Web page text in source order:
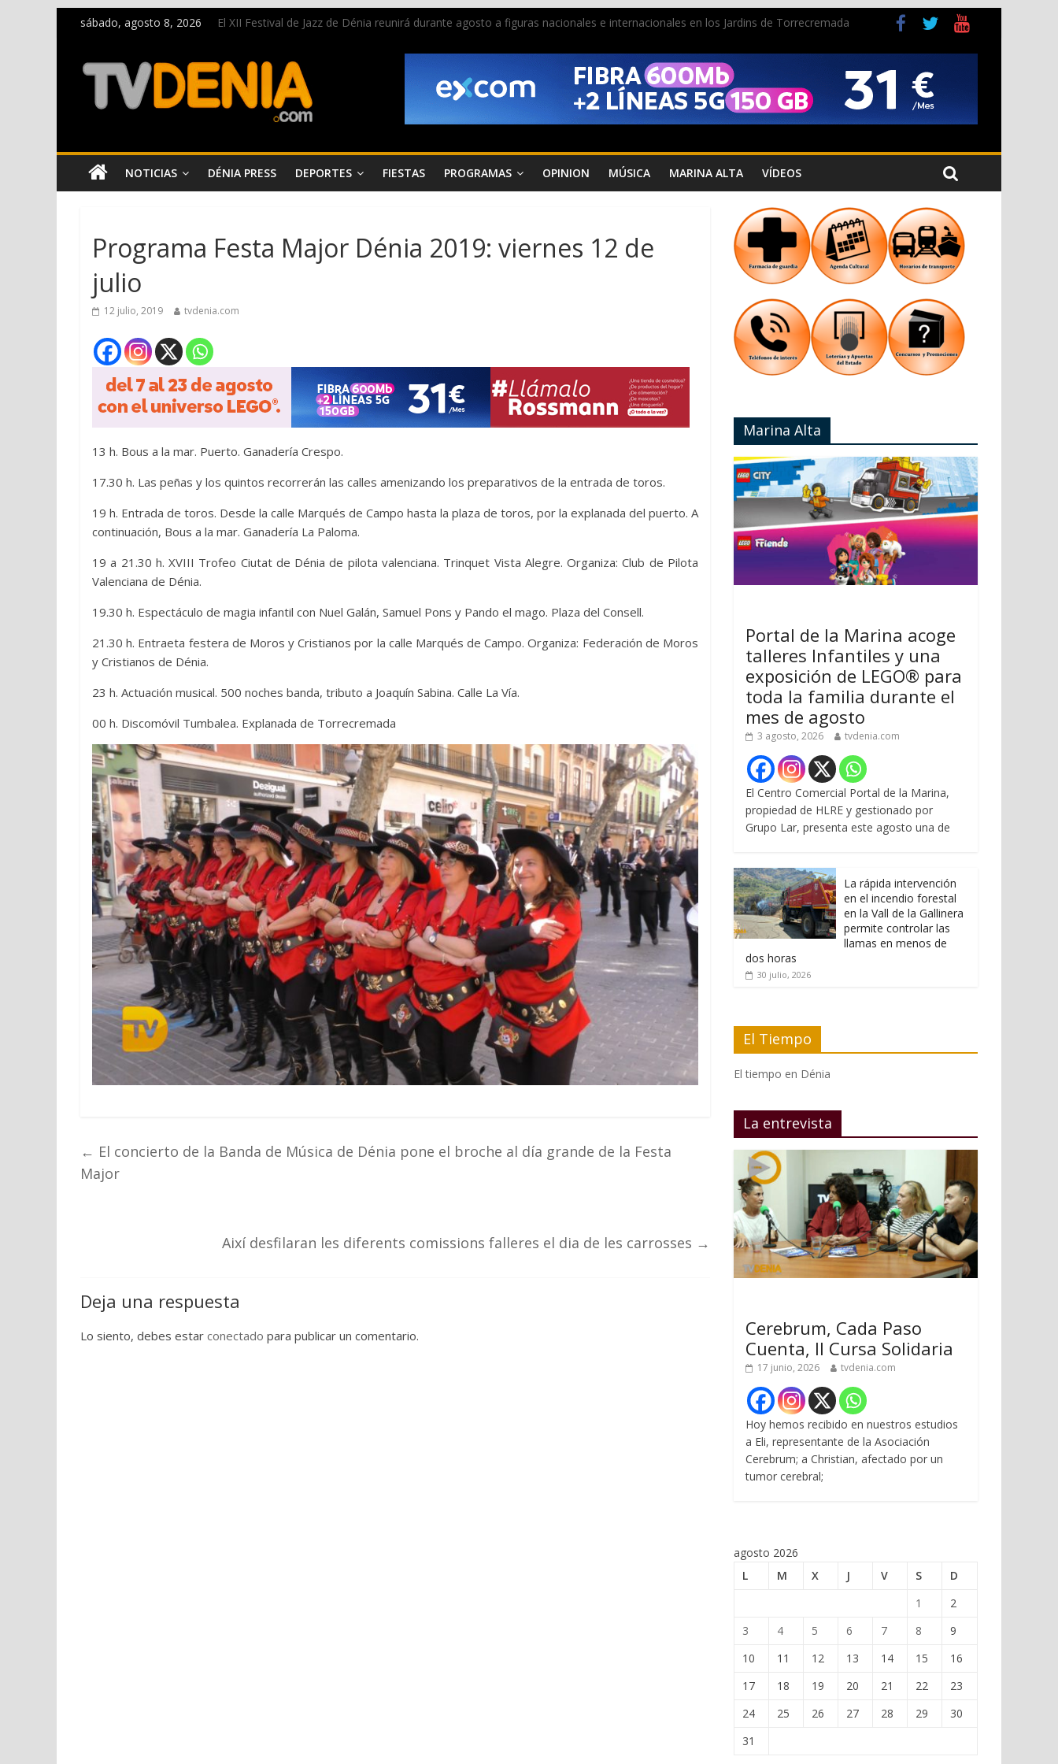
sábado, agosto 8, 2026
El XII Festival de Jazz de Dénia reunirá durante agosto a figuras nacionales e internacionales en los Jardins de Torrecremada
El bando moro protagonista en la Segunda Entraeta Festera
Paco Adsuar dona al Arxiu de Dénia más de 50.000 imágenes de la memoria visual de la ciudad
La Entraeta Festera llena de ambiente la calle Marqués de Campo con la recepción a la Capitanía Cristiana
NOTICIAS DÉNIA PRESS DEPORTES FIESTAS PROGRAMAS OPINION MÚSICA MARINA ALTA VÍDEOS
Programa Festa Major Dénia 2019: viernes 12 de
julio
12 julio, 2019 tvdenia.com
13 h. Bous a la mar. Puerto. Ganadería Crespo.
17.30 h. Las peñas y los quintos recorrerán las calles amenizando los preparativos de la entrada de toros.
19 h. Entrada de toros. Desde la calle Marqués de Campo hasta la plaza de toros, por la explanada del puerto. A
continuación, Bous a la mar. Ganadería La Paloma.
19 a 21.30 h. XVIII Trofeo Ciutat de Dénia de pilota valenciana. Trinquet Vista Alegre. Organiza: Club de Pilota
Valenciana de Dénia.
19.30 h. Espectáculo de magia infantil con Nuel Galán, Samuel Pons y Pando el mago. Plaza del Consell.
21.30 h. Entraeta festera de Moros y Cristianos por la calle Marqués de Campo. Organiza: Federación de Moros
y Cristianos de Dénia.
23 h. Actuación musical. 500 noches banda, tributo a Joaquín Sabina. Calle La Vía.
00 h. Discomóvil Tumbalea. Explanada de Torrecremada
← El concierto de la Banda de Música de Dénia pone el broche al día grande de la Festa
Major
Així desfilaran les diferents comissions falleres el dia de les carrosses →
Deja una respuesta
Lo siento, debes estar conectado para publicar un comentario.
Marina Alta
Portal de la Marina acoge
talleres Infantiles y una
exposición de LEGO® para
toda la familia durante el
mes de agosto
3 agosto, 2026 tvdenia.com
El Centro Comercial Portal de la Marina,
propiedad de HLRE y gestionado por
Grupo Lar, presenta este agosto una de
La rápida intervención
en el incendio forestal
en la Vall de la Gallinera
permite controlar las
llamas en menos de
dos horas
30 julio, 2026
El Tiempo
El tiempo en Dénia
La entrevista
Cerebrum, Cada Paso
Cuenta, II Cursa Solidaria
17 junio, 2026 tvdenia.com
Hoy hemos recibido en nuestros estudios
a Eli, representante de la Asociación
Cerebrum; a Christian, afectado por un
tumor cerebral;
agosto 2026
L
M X J V S
D
1
2
3
4 5 6 7 8
9
10
11 12 13 14 15
16
17
18 19 20 21 22
23
24
25 26 27 28 29
30
31